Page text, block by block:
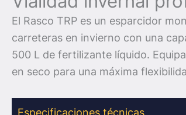
El Rasco TRP es un esparcidor
carreteras en invierno con una
500 L de fertilizante líquido.
en seco para una máxima